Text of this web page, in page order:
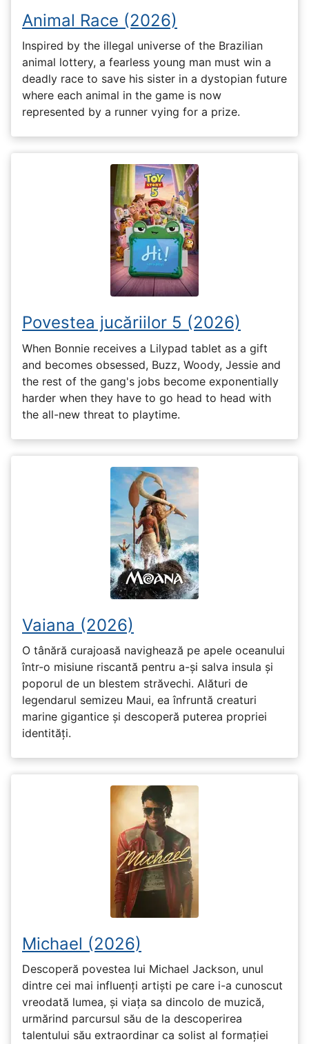
Animal Race (2026)
Inspired by the illegal universe of the Brazilian
animal lottery, a fearless young man must win a
deadly race to save his sister in a dystopian future
where each animal in the game is now
represented by a runner vying for a prize.
Povestea jucăriilor 5 (2026)
When Bonnie receives a Lilypad tablet as a gift
and becomes obsessed, Buzz, Woody, Jessie and
the rest of the gang's jobs become exponentially
harder when they have to go head to head with
the all-new threat to playtime.
Vaiana (2026)
O tânără curajoasă navighează pe apele oceanului
într-o misiune riscantă pentru a-și salva insula și
poporul de un blestem străvechi. Alături de
legendarul semizeu Maui, ea înfruntă creaturi
marine gigantice și descoperă puterea propriei
identități.
Michael (2026)
Descoperă povestea lui Michael Jackson, unul
dintre cei mai influenți artiști pe care i-a cunoscut
vreodată lumea, și viața sa dincolo de muzică,
urmărind parcursul său de la descoperirea
talentului său extraordinar ca solist al formației